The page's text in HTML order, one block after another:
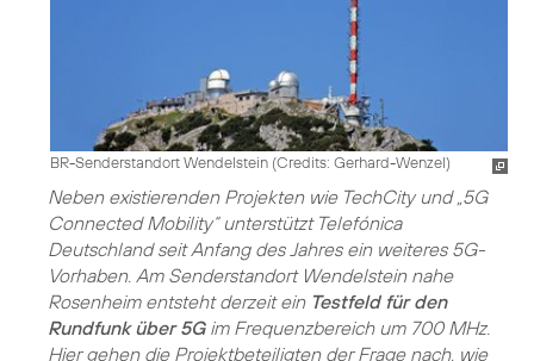
BR-Senderstandort Wendelstein (Credits: Gerhard-Wenzel)
Neben existierenden Projekten wie TechCity und „5G
Connected Mobility“ unterstützt Telefónica
Deutschland seit Anfang des Jahres ein weiteres 5G-
Vorhaben. Am Senderstandort Wendelstein nahe
Rosenheim entsteht derzeit ein Testfeld für den
Rundfunk über 5Gim Frequenzbereich um 700 MHz.
Hier gehen die Projektbeteiligten der Frage nach, wie